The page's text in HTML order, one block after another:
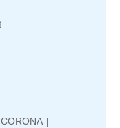
CORONA